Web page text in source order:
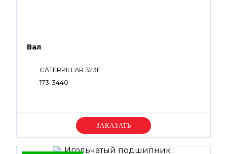
Вал
CATERPILLAR 323F
173-3440
Уточняйте цену